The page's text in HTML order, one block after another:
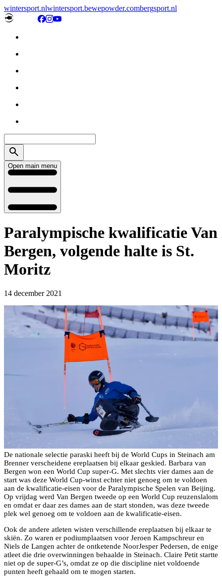
wintersport.nlwintersport.bewepowder.combergsport.nl
Open main menu
Paralympische kwalificatie Van
Bergen, volgende halte is St.
Moritz
14 december 2021
De nationale selectie paraski heeft bij de World Cups in Steinach am
Brenner verscheidene ereplaatsen bij elkaar geskied. Barbara van
Bergen won een World Cup super-G. Met slechts vier dames aan de
start was deze World Cup-winst echter niet genoeg om te voldoen
aan de kwalificatie-eisen voor de Paralympische Spelen van Beijing.
Op vrijdag werd Van Bergen tweede op een World Cup reuzenslalom
en omdat er daar zes dames aan de start stonden, was deze tweede
plek wel genoeg om te voldoen aan de kwalificatie-eisen.
Ook de andere atleten wisten verschillende ereplaatsen bij elkaar te
skiën. Zo waren er podiumplaatsen voor Jeroen Kampschreur en
Niels de Langen achter de ontketende NoorJesper Pedersen, de enige
atleet die drie overwinningen behaalde in Steinach. Claire Petit startte
niet op de super-G’s, omdat ze op die discipline niet voldoende
punten heeft gehaald om te mogen starten.